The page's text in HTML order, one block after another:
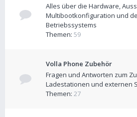
Alles über die Hardware,
Multibootkonfiguration und
Betriebssystems
Themen: 59
Volla Phone Zubehör
Fragen und Antworten zum
Ladestationen und externen
Themen: 27